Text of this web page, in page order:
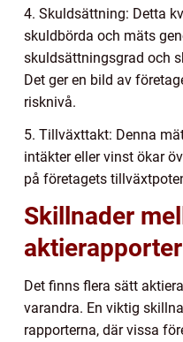
4. Skuldsättning: Detta
skuldbörda och mäts
skuldsättningsgrad och
Det ger en bild av
risknivå.
5. Tillväxttakt: Denna
intäkter eller vinst ökar
på företagets
Skillnader
aktierapporter
Det finns flera sätt
varandra. En viktig
rapporterna, där vissa